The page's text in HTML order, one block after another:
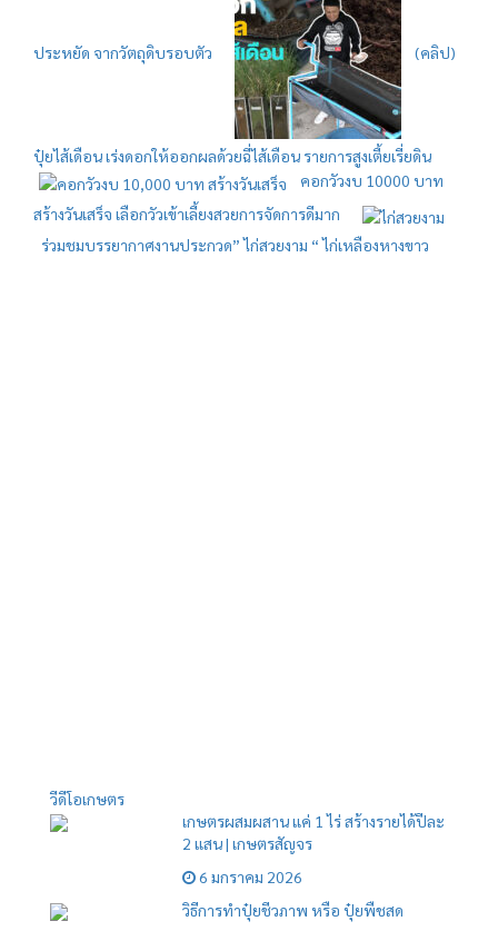
ประหยัด จากวัตถุดิบรอบตัว (คลิป)
ปุ๋ยไส้เดือน เร่งดอกให้ออกผลด้วยฉี่ไส้เดือน รายการสูงเตี้ยเรี่ยดิน
คอกวัวงบ 10000 บาท
สร้างวันเสร็จ เลือกวัวเข้าเลี้ยงสวยการจัดการดีมาก
ร่วมชมบรรยากาศงานประกวด” ไก่สวยงาม “ ไก่เหลืองหางขาว
วีดีโอเกษตร
เกษตรผสมผสาน แค่ 1 ไร่ สร้างรายได้ปีละ
2 แสน | เกษตรสัญจร
6 มกราคม 2026
วิธีการทำปุ๋ยชีวภาพ หรือ ปุ๋ยพืชสด